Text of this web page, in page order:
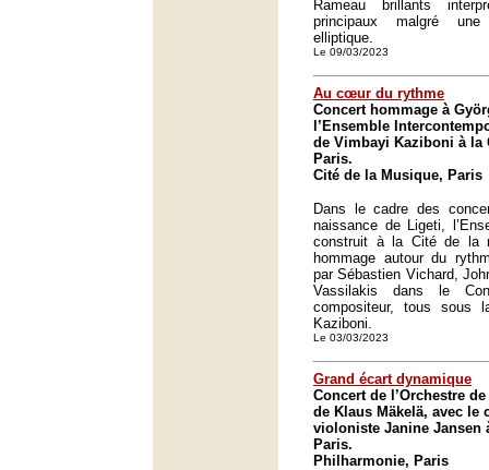
Rameau brillants
principaux malgré une
elliptique.
Le 09/03/2023
Au cœur du rythme
Concert hommage à
l’Ensemble
de Vimbayi Kaziboni à la
Paris.
Cité de la Musique, Paris
Dans le cadre des
naissance de Ligeti,
construit à la Cité de la
hommage autour du
par Sébastien Vichard,
Vassilakis dans le
compositeur, tous sous
Kaziboni.
Le 03/03/2023
Grand écart dynamique
Concert de l’Orchestre
de Klaus Mäkelä, avec le
violoniste Janine Jansen
Paris.
Philharmonie, Paris